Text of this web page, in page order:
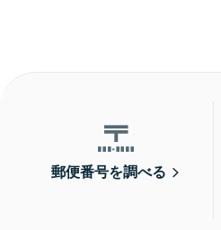
郵便番号を調べる